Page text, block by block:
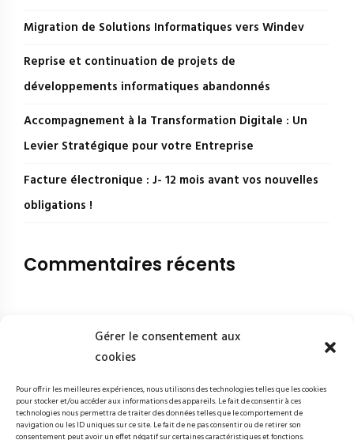
Gérer le consentement aux
cookies
Pour offrir les meilleures expériences, nous utilisons des technologies telles que les cookies
pour stocker et/ou accéder aux informations des appareils. Le fait de consentir à ces
technologies nous permettra de traiter des données telles que le comportement de
navigation ou les ID uniques sur ce site. Le fait de ne pas consentir ou de retirer son
consentement peut avoir un effet négatif sur certaines caractéristiques et fonctions.
Migration de Solutions Informatiques vers Windev
Reprise et continuation de projets de
développements informatiques abandonnés
Accompagnement à la Transformation Digitale : Un
Levier Stratégique pour votre Entreprise
Facture électronique : J- 12 mois avant vos nouvelles
obligations !
Commentaires récents